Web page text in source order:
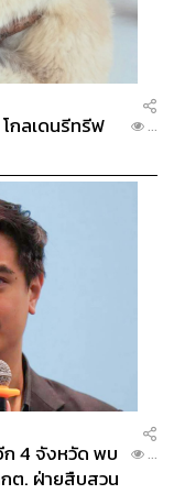
กลเดนรีทรีฟ
...
ก 4 จังหวัด พบ
กต. ฝ่ายสืบสวน
...